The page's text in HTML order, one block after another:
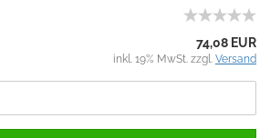
74,08 EUR
inkl. 19% MwSt. zzgl. Versand